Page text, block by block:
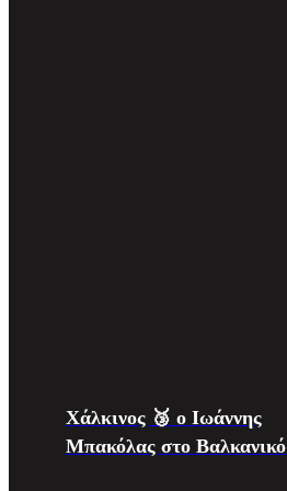
Χάλκινος 🥉 ο Ιωάννης
Μπακόλας στο Βαλκανικό